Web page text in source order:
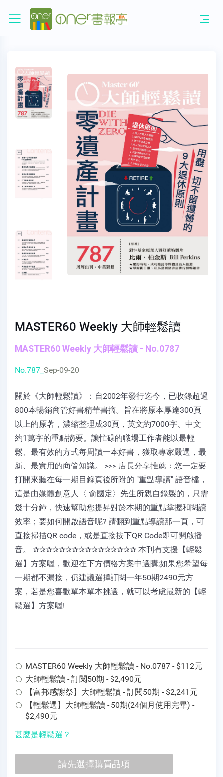
MASTER60 Weekly 大師輕鬆讀
MASTER60 Weekly 大師輕鬆讀 - No.0787
No.787_ Sep-09-20
關於《大師輕鬆讀》：自2002年發行迄今，已收錄超過
800本暢銷商管好書精華書摘。旨在將原本厚達300頁
以上的原著，濃縮整理成30頁，英文約7000字、中文
約1萬字的重點摘要。讓忙碌的職場工作者能以最輕
鬆、最有效的方式每周讀一本好書，獲取專家嚴選，最
新、最實用的商管知識。 >>> 店長分享推薦：您一定要
打開來聽在每一期目錄頁後所附的 "重點導讀" 語音檔，
這是由媒體創意人〈 俞國定〉先生所親自錄製的，只需
幾十分鐘，快速幫助您提昇對於本期的重點掌握和閱讀
效率；要如何開啟語音呢? 請翻到重點導讀那一頁，可
直接掃描QR code，或是直接按下QR Code即可開啟播
音。 ✰✰✰✰✰✰✰✰✰✰✰✰✰✰✰✰ 本刊有支援【輕鬆
選】方案喔，歡迎在下方價格方案中選購;如果您希望每
一期都不漏接，仍建議選擇訂閱一年50期2490元方
案，若是您喜歡單本單本挑選，就可以考慮最新的【輕
鬆選】方案喔!
MASTER60 Weekly 大師輕鬆讀 - No.0787 - $112元
大師輕鬆讀 - 訂閱50期 - $2,490元
【富邦感謝祭】大師輕鬆讀 - 訂閱50期 - $2,241元
【輕鬆選】大師輕鬆讀 - 50期(24個月使用完畢) -
$2,490元
甚麼是輕鬆選？